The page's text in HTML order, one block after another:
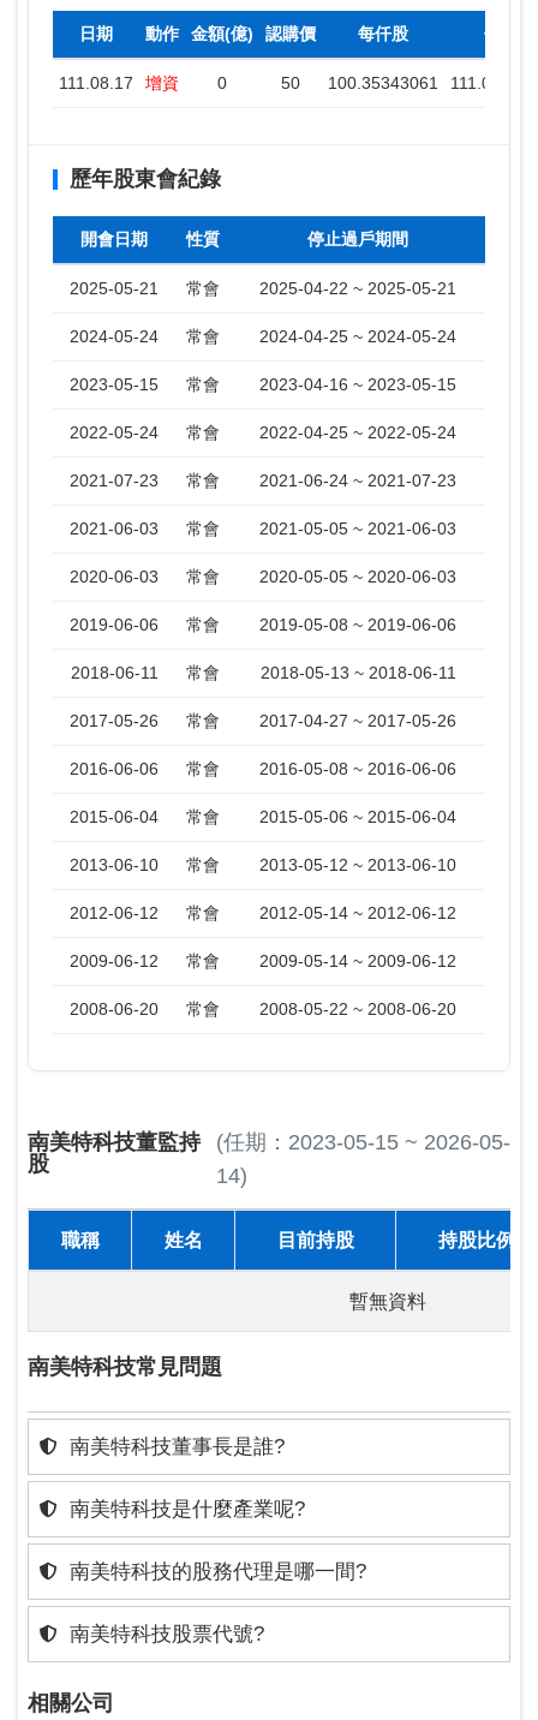
日期 動作 金額(億) 認購價 每仟股 停止
111.08.17 增資 0 50 100.35343061 111.08.18
歷年股東會紀錄
開會日期 性質 停止過戶期間
2025-05-21 常會 2025-04-22 ~ 2025-05-21
2024-05-24 常會 2024-04-25 ~ 2024-05-24
2023-05-15 常會 2023-04-16 ~ 2023-05-15
2022-05-24 常會 2022-04-25 ~ 2022-05-24
2021-07-23 常會 2021-06-24 ~ 2021-07-23
2021-06-03 常會 2021-05-05 ~ 2021-06-03
2020-06-03 常會 2020-05-05 ~ 2020-06-03
2019-06-06 常會 2019-05-08 ~ 2019-06-06
2018-06-11 常會 2018-05-13 ~ 2018-06-11
2017-05-26 常會 2017-04-27 ~ 2017-05-26
2016-06-06 常會 2016-05-08 ~ 2016-06-06
2015-06-04 常會 2015-05-06 ~ 2015-06-04
2013-06-10 常會 2013-05-12 ~ 2013-06-10
2012-06-12 常會 2012-05-14 ~ 2012-06-12
2009-06-12 常會 2009-05-14 ~ 2009-06-12
2008-06-20 常會 2008-05-22 ~ 2008-06-20
南美特科技董監持
股
(任期：2023-05-15 ~ 2026-05-
14)
職稱 姓名 目前持股 持股比例
暫無資料
南美特科技常見問題
南美特科技董事長是誰?
南美特科技是什麼產業呢?
南美特科技的股務代理是哪一間?
南美特科技股票代號?
相關公司